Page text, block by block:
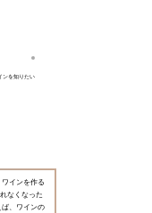
ンを知りたい
インを作る
なくなった
ば、ワインの